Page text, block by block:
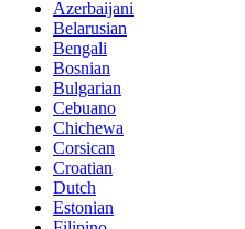
Azerbaijani
Belarusian
Bengali
Bosnian
Bulgarian
Cebuano
Chichewa
Corsican
Croatian
Dutch
Estonian